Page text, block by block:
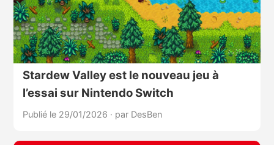
Stardew Valley est le nouveau jeu à
l’essai sur Nintendo Switch
Publié le 29/01/2026 · par DesBen